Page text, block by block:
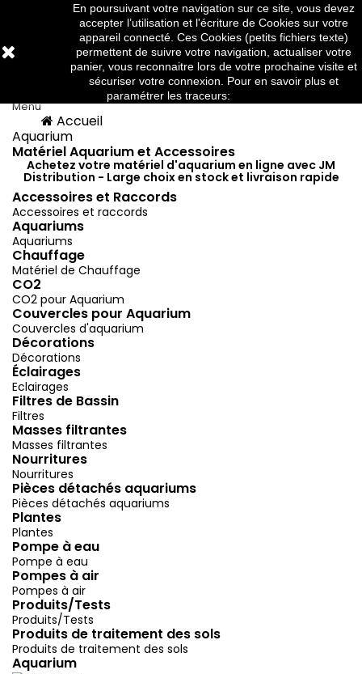
En poursuivant votre navigation sur ce site, vous devez
accepter l’utilisation et l'écriture de Cookies sur votre
appareil connecté. Ces Cookies (petits fichiers texte)
permettent de suivre votre navigation, actualiser votre
panier, vous reconnaitre lors de votre prochaine visite et
sécuriser votre connexion. Pour en savoir plus et
paramétrer les traceurs:
Téléphone:03 88 91 95 10
 
Menu
Accueil
Aquarium
Matériel Aquarium et Accessoires
Achetez votre matériel d'aquarium en ligne avec JM
Distribution - Large choix en stock et livraison rapide
Accessoires et Raccords
Accessoires et raccords
Aquariums
Aquariums
Chauffage
Matériel de Chauffage
CO2
CO2 pour Aquarium
Couvercles pour Aquarium
Couvercles d'aquarium
Décorations
Décorations
Éclairages
Eclairages
Filtres de Bassin
Filtres
Masses filtrantes
Masses filtrantes
Nourritures
Nourritures
Pièces détachés aquariums
Pièces détachés aquariums
Plantes
Plantes
Pompe à eau
Pompe à eau
Pompes à air
Pompes à air
Produits/Tests
Produits/Tests
Produits de traitement des sols
Produits de traitement des sols
Aquarium